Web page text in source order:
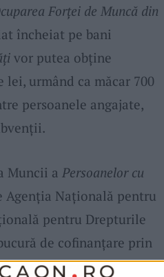
Forței de Muncă din
încheiat pe bani
vor putea obține
lei, urmând ca măcar 700
persoanele angajate,
Muncii a Persoanelor cu
Agenția Națională pentru
pentru Drepturile
de cofinanțare prin
se derulează deja din 23